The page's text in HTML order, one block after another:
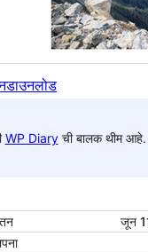
डाउनलोड
WP Diaryची बालक थीम आहे.
जून